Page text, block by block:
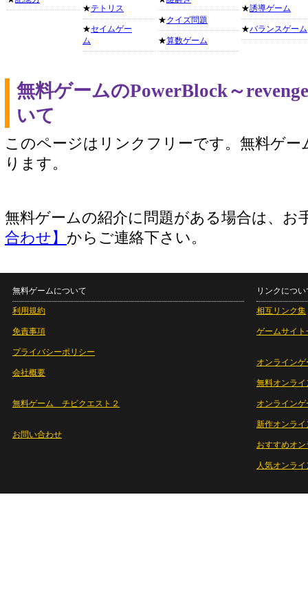
★テトリス
★セイムゲー
ム
★クイズ問題
★算数ゲーム
★誘導ゲーム
★バランスゲーム
無料ゲームのPowerBlock～
いて
このページはリンクフリーです。無料ゲー
ります。
無料ゲームの紹介に問題がある場合は、お
合わせ】 からご連絡下さい。
無料ゲームについて
利用規約
免責事項
プライバシーポリシー
会社概要
無料ゲーム チビクエスト２
お問い合わせ
リンクについ
相互リンク集
ゲームサイト
オンラインゲ
無料オンライ
オンライン
新作オンライ
おすすめオ
人気オンラ